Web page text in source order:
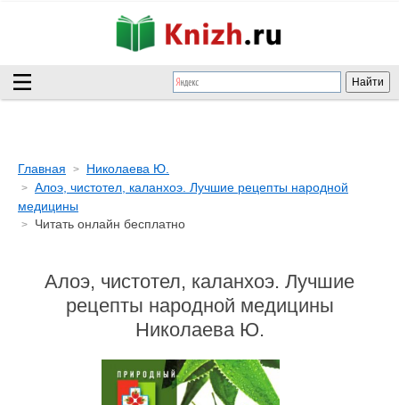
Главная
Николаева Ю.
Алоэ, чистотел, каланхоэ. Лучшие рецепты народной
медицины
Читать онлайн бесплатно
Алоэ, чистотел, каланхоэ. Лучшие
рецепты народной медицины
Николаева Ю.